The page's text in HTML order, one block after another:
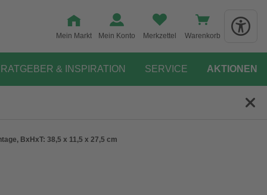
Mein Markt Mein Konto Merkzettel Warenkorb
RATGEBER & INSPIRATION SERVICE AKTIONEN
BxHxT: 38,5 x 11,5 x 27,5 cm